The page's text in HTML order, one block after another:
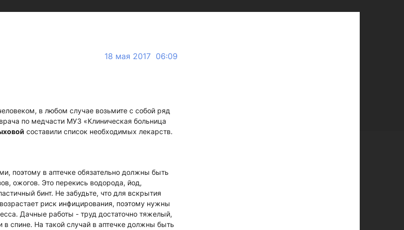
18 мая 2017 06:09
в любом случае возьмите с собой ряд
по медчасти МУЗ «Клиническая больница
составили список необходимых лекарств.
поэтому в аптечке обязательно должны быть
ожогов. Это перекись водорода, йод,
бинт. Не забудьте, что для вскрытия
риск инфицирования, поэтому нужны
Дачные работы - труд достаточно тяжелый,
в спине. На такой случай в аптечке должны быть